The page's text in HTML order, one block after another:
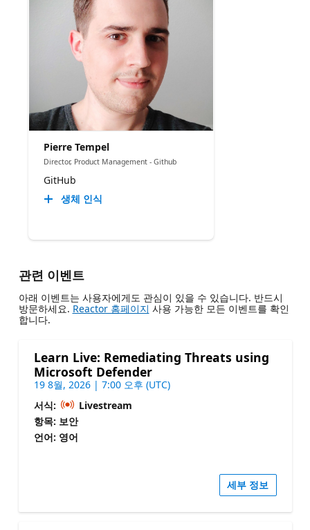
Pierre Tempel
Director, Product Management - Github
GitHub
생체 인식
관련 이벤트
아래 이벤트는 사용자에게도 관심이 있을 수 있습니다. 반드시
방문하세요. Reactor 홈페이지 사용 가능한 모든 이벤트를 확인
합니다.
Learn Live: Remediating Threats using
Microsoft Defender
19 8월, 2026 | 7:00 오후 (UTC)
서식:
Livestream
항목: 보안
언어: 영어
세부 정보